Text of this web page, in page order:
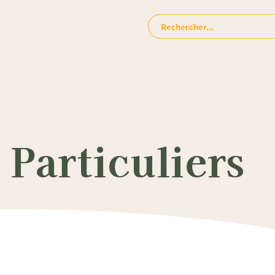
Rechercher:
Particuliers